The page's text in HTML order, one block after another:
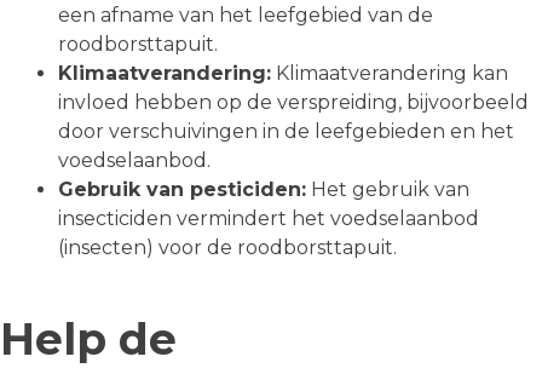
een afname van het leefgebied van de
roodborsttapuit.
Klimaatverandering: Klimaatverandering kan
invloed hebben op de verspreiding, bijvoorbeeld
door verschuivingen in de leefgebieden en het
voedselaanbod.
Gebruik van pesticiden: Het gebruik van
insecticiden vermindert het voedselaanbod
(insecten) voor de roodborsttapuit.
Help de